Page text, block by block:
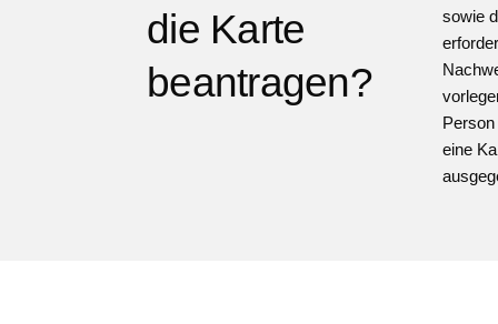
die Karte
beantragen?
sowie
eine